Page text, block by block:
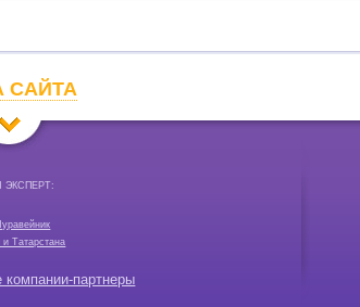
САЙТА
ЭКСПЕРТ:
Татарстана
компании-партнеры